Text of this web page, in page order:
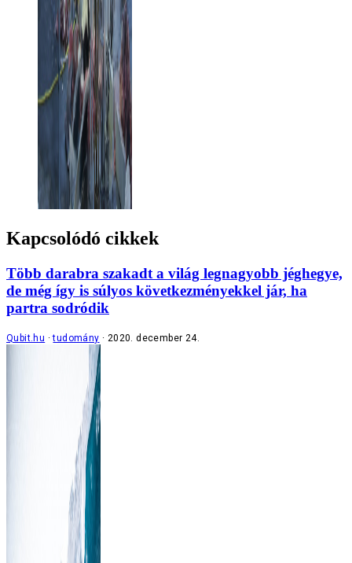
Kapcsolódó cikkek
Több darabra szakadt a világ legnagyobb jéghegye,
de még így is súlyos következményekkel jár, ha
partra sodródik
Qubit.hu tudomány 2020. december 24.